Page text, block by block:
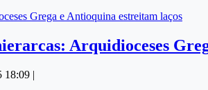
Grega e Antioquina estreitam laços
Arquidioceses
18:09 |